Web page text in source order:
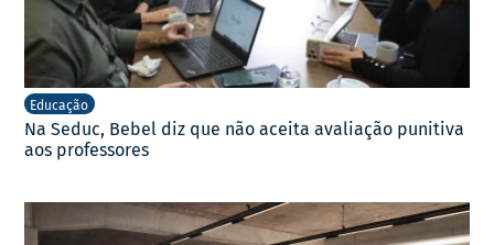
Educação
Na Seduc, Bebel diz que não aceita avaliação punitiva
aos professores